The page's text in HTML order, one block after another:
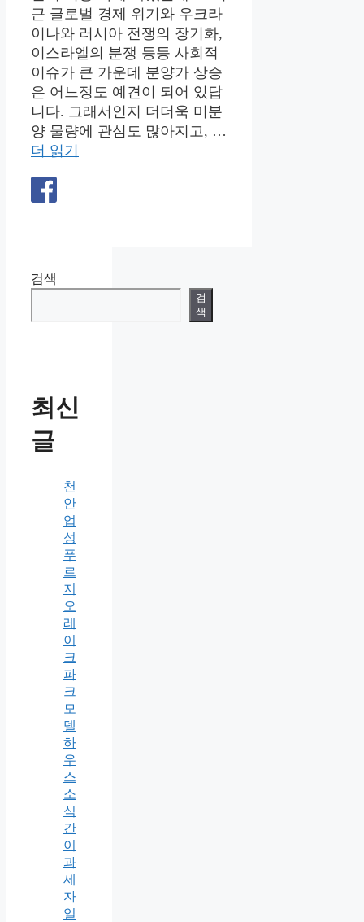
근 글로벌 경제 위기와 우크라
이나와 러시아 전쟁의 장기화,
이스라엘의 분쟁 등등 사회적
이슈가 큰 가운데 분양가 상승
은 어느정도 예견이 되어 있답
니다. 그래서인지 더더욱 미분
양 물량에 관심도 많아지고, …
더 읽기
검색
검
색
최신
글
천
안
업
성
푸
르
지
오
레
이
크
파
크
모
델
하
우
스
소
식
간
이
과
세
자
일